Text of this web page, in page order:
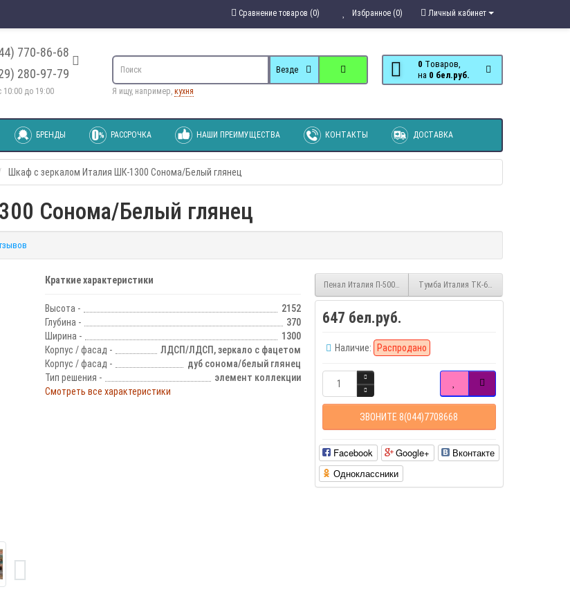
Личный кабинет
Избранное (0)
Сравнение товаров (0)
770-86-68
280-97-79
10:00 до 19:00
0 Tоваров,
на
0 бел.руб.
Везде
Я ищу, например, кухня
БРЕНДЫ РАССРОЧКА НАШИ ПРЕИМУЩЕСТВА КОНТАКТЫ ДОСТАВКА
Шкаф с зеркалом Италия ШК-1300 Сонома/Белый глянец
Сонома/Белый глянец
Краткие характеристики
Высота -
2152
Глубина -
370
Ширина -
1300
Корпус / фасад -
ЛДСП/ЛДСП, зеркало с фацетом
Корпус / фасад -
дуб сонома/белый глянец
Тип решения -
элемент коллекции
Смотреть все характеристики
Пенал Италия П-500 Сонома/Белый глянецТумба Италия ТК-600 Сонома/Белый
647 бел.руб.
Наличие: Распродано
ЗВОНИТЕ 8(044)7708668
Facebook Google+
Вконтакте
Одноклассники